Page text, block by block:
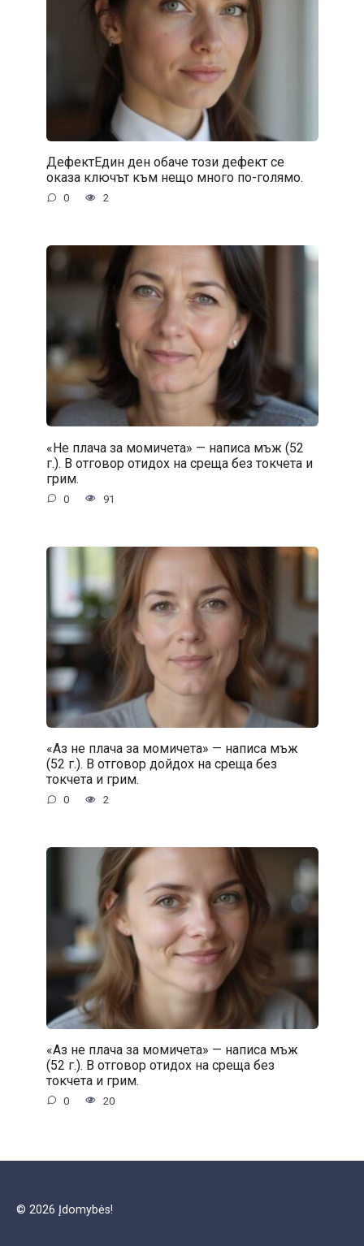
ДефектЕдин ден обаче този дефект се
оказа ключът към нещо много по-голямо.
0 2
«Не плача за момичета» — написа мъж (52
г.). В отговор отидох на среща без токчета и
грим.
0 91
«Аз не плача за момичета» — написа мъж
(52 г.). В отговор дойдох на среща без
токчета и грим.
0 2
«Аз не плача за момичета» — написа мъж
(52 г.). В отговор отидох на среща без
токчета и грим.
0 20
© 2026 Įdomybės!